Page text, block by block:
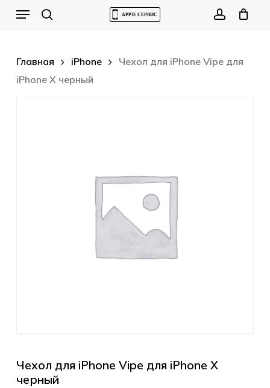
Menu
Главная iPhone
Чехол для iPhone Vipe для
iPhone X черный
Чехол для iPhone Vipe для iPhone X
черный